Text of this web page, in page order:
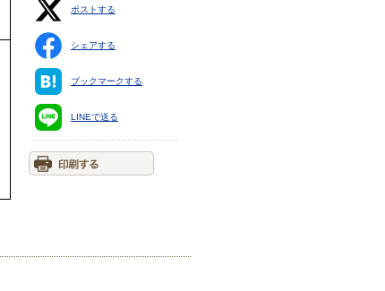
ポストする
シェアする
ブックマークする
LINEで送る